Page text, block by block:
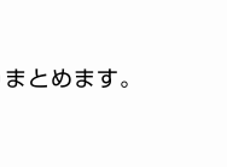
とめます。